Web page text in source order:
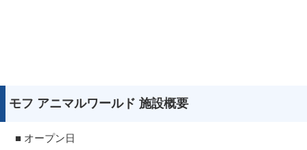
モフ アニマルワールド 施設概要
■ オープン日